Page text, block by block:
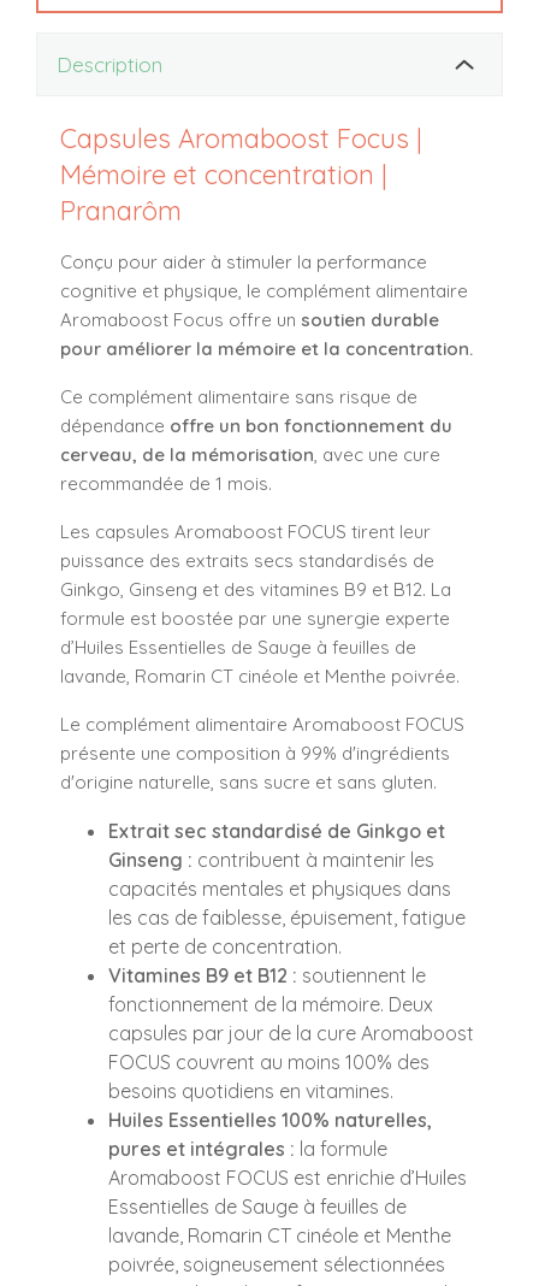
Description
Capsules Aromaboost Focus |
Mémoire et concentration |
Pranarôm
Conçu pour aider à stimuler la performance
cognitive et physique, le complément alimentaire
Aromaboost Focus offre un soutien durable
pour améliorer la mémoire et la concentration.
Ce complément alimentaire sans risque de
dépendance offre un bon fonctionnement du
cerveau, de la mémorisation, avec une cure
recommandée de 1 mois.
Les capsules Aromaboost FOCUS tirent leur
puissance des extraits secs standardisés de
Ginkgo, Ginseng et des vitamines B9 et B12. La
formule est boostée par une synergie experte
d’Huiles Essentielles de Sauge à feuilles de
lavande, Romarin CT cinéole et Menthe poivrée.
Le complément alimentaire Aromaboost FOCUS
présente une composition à 99% d'ingrédients
d'origine naturelle, sans sucre et sans gluten.
Extrait sec standardisé de Ginkgo et
Ginseng : contribuent à maintenir les
capacités mentales et physiques dans
les cas de faiblesse, épuisement, fatigue
et perte de concentration.
Vitamines B9 et B12 : soutiennent le
fonctionnement de la mémoire. Deux
capsules par jour de la cure Aromaboost
FOCUS couvrent au moins 100% des
besoins quotidiens en vitamines.
Huiles Essentielles 100% naturelles,
pures et intégrales : la formule
Aromaboost FOCUS est enrichie d’Huiles
Essentielles de Sauge à feuilles de
lavande, Romarin CT cinéole et Menthe
poivrée, soigneusement sélectionnées